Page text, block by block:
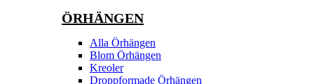
ÖRHÄNGEN
Alla Örhängen
Blom Örhängen
Kreoler
Droppformade Örhängen